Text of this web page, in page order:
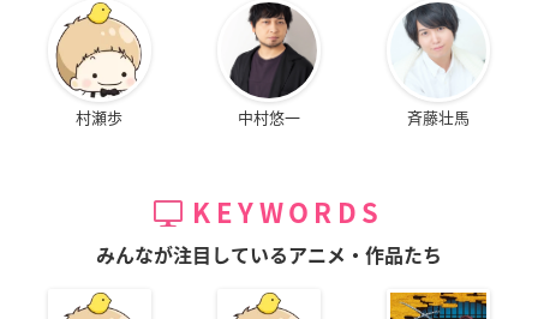
村瀬歩 中村悠一 斉藤壮馬
KEYWORDS
みんなが注目しているアニメ・作品たち